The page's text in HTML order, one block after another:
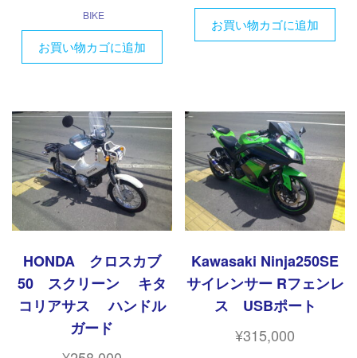
BIKE
お買い物カゴに追加
お買い物カゴに追加
HONDA クロスカブ
50 スクリーン キタ
コリアサス ハンドル
ガード
Kawasaki Ninja250SE
サイレンサー Rフェンレ
ス USBポート
¥315,000